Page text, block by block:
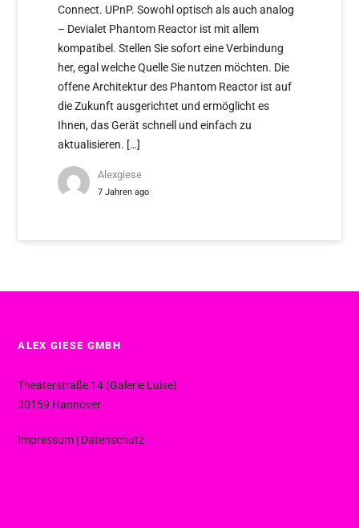
Connect. UPnP. Sowohl optisch als auch analog
– Devialet Phantom Reactor ist mit allem
kompatibel. Stellen Sie sofort eine Verbindung
her, egal welche Quelle Sie nutzen möchten. Die
offene Architektur des Phantom Reactor ist auf
die Zukunft ausgerichtet und ermöglicht es
Ihnen, das Gerät schnell und einfach zu
aktualisieren. […]
Alexgiese
7 Jahren ago
ALEX GIESE GMBH
Theaterstraße 14 (Galerie Luise)
30159 Hannover
Impressum | Datenschutz